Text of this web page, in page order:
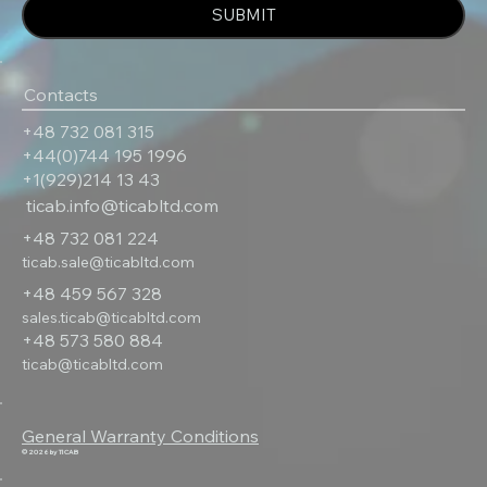
Contacts
+48 732 081 315
+44(0)744 195 1996
+1(929)214 13 43
ticab.info@ticabltd.com
+48 732 081 224
ticab.sale@ticabltd.com
+48 459 567 328
sales.ticab@ticabltd.com
+48 573 580 884
ticab@ticabltd.com
SUBMIT
General Warranty Conditions
© 2026 by TICAB